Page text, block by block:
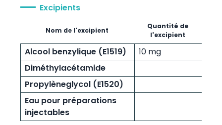
Excipients
Nom de l'excipient
Quantité de
l'excipient
Alcool benzylique (E1519)
10 mg
Diméthylacétamide
Propylèneglycol (E1520)
Eau pour préparations
injectables